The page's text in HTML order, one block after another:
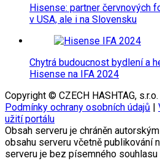
Hisense: partner červnových
v USA, ale i na Slovensku
Chytrá budoucnost bydlení a
Hisense na IFA 2024
Copyright © CZECH HASHTAG,
Podmínky ochrany osobních údajů
užití portálu
Obsah serveru je chráněn
obsahu serveru včetně publikování
serveru je bez písemného souhlasu